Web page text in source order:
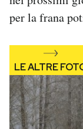
per la frana